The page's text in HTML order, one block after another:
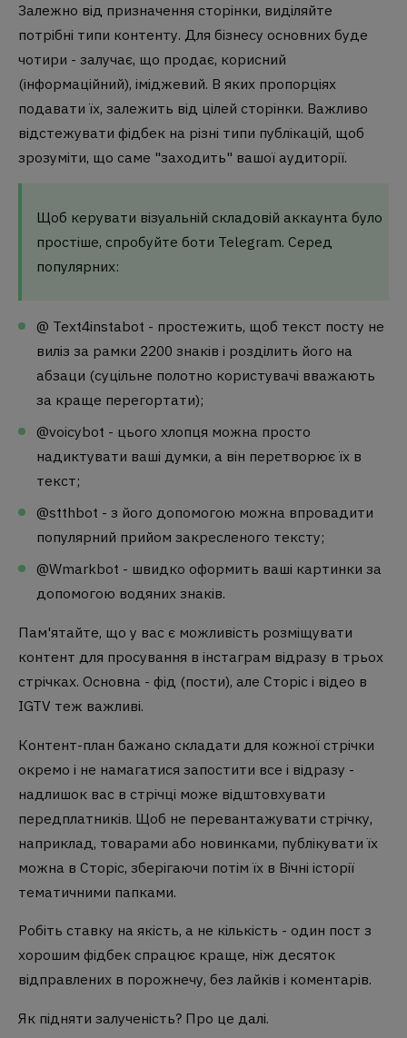
Залежно від призначення сторінки, виділяйте
потрібні типи контенту. Для бізнесу основних буде
чотири - залучає, що продає, корисний
(інформаційний), іміджевий. В яких пропорціях
подавати їх, залежить від цілей сторінки. Важливо
відстежувати фідбек на різні типи публікацій, щоб
зрозуміти, що саме "заходить" вашої аудиторії.
Щоб керувати візуальній складовій аккаунта було
простіше, спробуйте боти Telegram. Серед
популярних:
@ Text4instabot - простежить, щоб текст посту не
виліз за рамки 2200 знаків і розділить його на
абзаци (суцільне полотно користувачі вважають
за краще перегортати);
@voicybot - цього хлопця можна просто
надиктувати ваші думки, а він перетворює їх в
текст;
@stthbot - з його допомогою можна впровадити
популярний прийом закресленого тексту;
@Wmarkbot - швидко оформить ваші картинки за
допомогою водяних знаків.
Пам'ятайте, що у вас є можливість розміщувати
контент для просування в інстаграм відразу в трьох
стрічках. Основна - фід (пости), але Сторіс і відео в
IGTV теж важливі.
Контент-план бажано складати для кожної стрічки
окремо і не намагатися запостити все і відразу -
надлишок вас в стрічці може відштовхувати
передплатників. Щоб не перевантажувати стрічку,
наприклад, товарами або новинками, публікувати їх
можна в Сторіс, зберігаючи потім їх в Вічні історії
тематичними папками.
Робіть ставку на якість, а не кількість - один пост з
хорошим фідбек спрацює краще, ніж десяток
відправлених в порожнечу, без лайків і коментарів.
Як підняти залученість? Про це далі.